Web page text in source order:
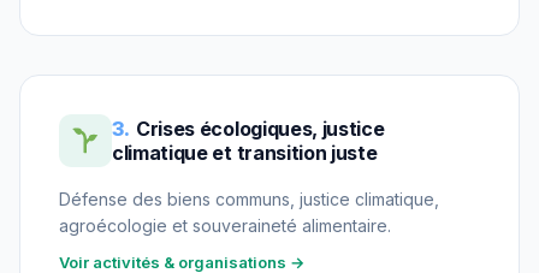
3. Crises écologiques, justice
climatique et transition juste
Défense des biens communs, justice climatique,
agroécologie et souveraineté alimentaire.
Voir activités & organisations →